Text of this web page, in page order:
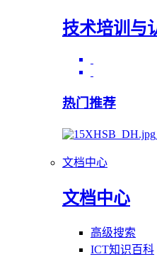
技术培训与
热门推荐
文档中心
文档中心
高级搜索
ICT知识百科